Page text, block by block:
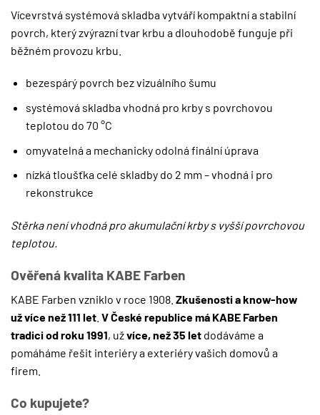
Vícevrstvá systémová skladba vytváří kompaktní a stabilní
povrch, který zvýrazní tvar krbu a dlouhodobě funguje při
běžném provozu krbu.
bezespárý povrch bez vizuálního šumu
systémová skladba vhodná pro krby s povrchovou
teplotou do 70 °C
omyvatelná a mechanicky odolná finální úprava
nízká tloušťka celé skladby do 2 mm – vhodná i pro
rekonstrukce
Stěrka není vhodná pro akumulační krby s vyšší povrchovou
teplotou.
Ověřená kvalita KABE Farben
KABE Farben vzniklo v roce 1908. Zkušenosti a know-how
už více než 111 let V České republice má KABE Farben
tradici od roku 1991, užvíce, než 35 let dodáváme a
pomáháme řešit interiéry a exteriéry vašich domovů a
firem.
Co kupujete?